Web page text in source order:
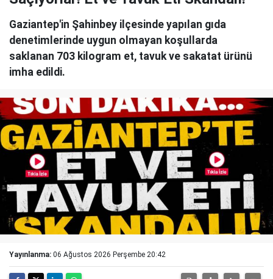
Gaziantep'in Şahinbey ilçesinde yapılan gıda
denetimlerinde uygun olmayan koşullarda
saklanan 703 kilogram et, tavuk ve sakatat ürünü
imha edildi.
Yayınlanma: 06 Ağustos 2026 Perşembe 20:42